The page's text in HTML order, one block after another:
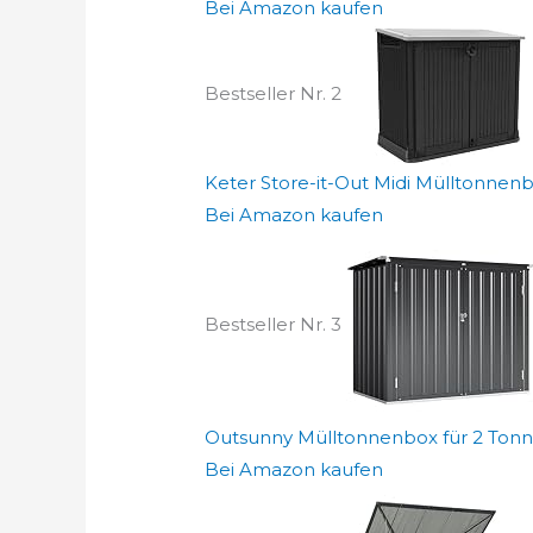
Bei Amazon kaufen
Bestseller Nr. 2
Keter Store-it-Out Midi
Bei Amazon kaufen
Bestseller Nr. 3
Outsunny Mülltonnenbox für 2
Bei Amazon kaufen